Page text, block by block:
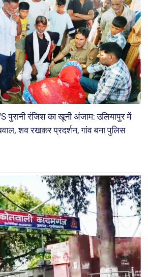
पुरानी रंजिश का खूनी अंजाम: उलियापुर में
शव रखकर प्रदर्शन, गांव बना पुलिस